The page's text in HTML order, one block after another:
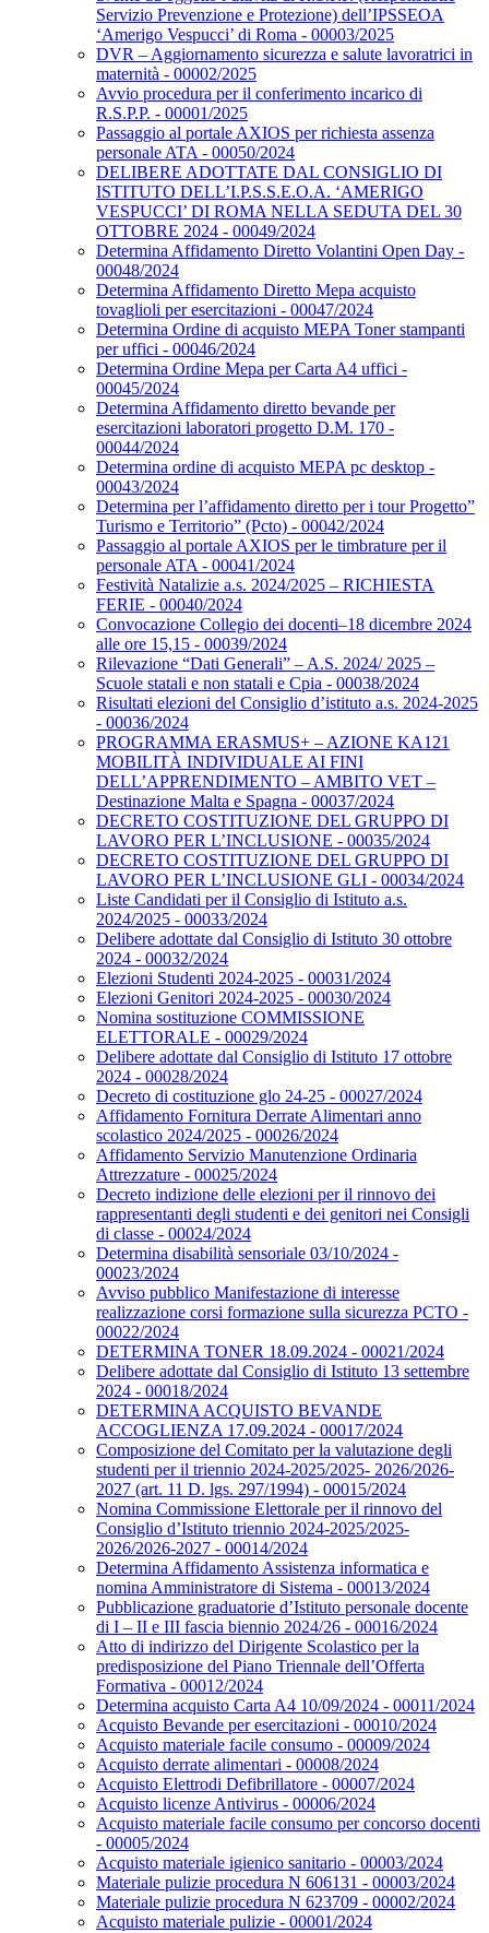
Servizio Prevenzione e Protezione) dell’IPSSEOA
‘Amerigo Vespucci’ di Roma - 00003/2025
DVR – Aggiornamento sicurezza e salute lavoratrici in
maternità - 00002/2025
Avvio procedura per il conferimento incarico di
R.S.P.P. - 00001/2025
Passaggio al portale AXIOS per richiesta assenza
personale ATA - 00050/2024
DELIBERE ADOTTATE DAL CONSIGLIO DI
ISTITUTO DELL’I.P.S.S.E.O.A. ‘AMERIGO
VESPUCCI’ DI ROMA NELLA SEDUTA DEL 30
OTTOBRE 2024 - 00049/2024
Determina Affidamento Diretto Volantini Open Day -
00048/2024
Determina Affidamento Diretto Mepa acquisto
tovaglioli per esercitazioni - 00047/2024
Determina Ordine di acquisto MEPA Toner stampanti
per uffici - 00046/2024
Determina Ordine Mepa per Carta A4 uffici -
00045/2024
Determina Affidamento diretto bevande per
esercitazioni laboratori progetto D.M. 170 -
00044/2024
Determina ordine di acquisto MEPA pc desktop -
00043/2024
Determina per l’affidamento diretto per i tour Progetto”
Turismo e Territorio” (Pcto) - 00042/2024
Passaggio al portale AXIOS per le timbrature per il
personale ATA - 00041/2024
Festività Natalizie a.s. 2024/2025 – RICHIESTA
FERIE - 00040/2024
Convocazione Collegio dei docenti–18 dicembre 2024
alle ore 15,15 - 00039/2024
Rilevazione “Dati Generali” – A.S. 2024/ 2025 –
Scuole statali e non statali e Cpia - 00038/2024
Risultati elezioni del Consiglio d’istituto a.s. 2024-2025
- 00036/2024
PROGRAMMA ERASMUS+ – AZIONE KA121
MOBILITÀ INDIVIDUALE AI FINI
DELL’APPRENDIMENTO – AMBITO VET –
Destinazione Malta e Spagna - 00037/2024
DECRETO COSTITUZIONE DEL GRUPPO DI
LAVORO PER L’INCLUSIONE - 00035/2024
DECRETO COSTITUZIONE DEL GRUPPO DI
LAVORO PER L’INCLUSIONE GLI - 00034/2024
Liste Candidati per il Consiglio di Istituto a.s.
2024/2025 - 00033/2024
Delibere adottate dal Consiglio di Istituto 30 ottobre
2024 - 00032/2024
Elezioni Studenti 2024-2025 - 00031/2024
Elezioni Genitori 2024-2025 - 00030/2024
Nomina sostituzione COMMISSIONE
ELETTORALE - 00029/2024
Delibere adottate dal Consiglio di Istituto 17 ottobre
2024 - 00028/2024
Decreto di costituzione glo 24-25 - 00027/2024
Affidamento Fornitura Derrate Alimentari anno
scolastico 2024/2025 - 00026/2024
Affidamento Servizio Manutenzione Ordinaria
Attrezzature - 00025/2024
Decreto indizione delle elezioni per il rinnovo dei
rappresentanti degli studenti e dei genitori nei Consigli
di classe - 00024/2024
Determina disabilità sensoriale 03/10/2024 -
00023/2024
Avviso pubblico Manifestazione di interesse
realizzazione corsi formazione sulla sicurezza PCTO -
00022/2024
DETERMINA TONER 18.09.2024 - 00021/2024
Delibere adottate dal Consiglio di Istituto 13 settembre
2024 - 00018/2024
DETERMINA ACQUISTO BEVANDE
ACCOGLIENZA 17.09.2024 - 00017/2024
Composizione del Comitato per la valutazione degli
studenti per il triennio 2024-2025/2025- 2026/2026-
2027 (art. 11 D. lgs. 297/1994) - 00015/2024
Nomina Commissione Elettorale per il rinnovo del
Consiglio d’Istituto triennio 2024-2025/2025-
2026/2026-2027 - 00014/2024
Determina Affidamento Assistenza informatica e
nomina Amministratore di Sistema - 00013/2024
Pubblicazione graduatorie d’Istituto personale docente
di I – II e III fascia biennio 2024/26 - 00016/2024
Atto di indirizzo del Dirigente Scolastico per la
predisposizione del Piano Triennale dell’Offerta
Formativa - 00012/2024
Determina acquisto Carta A4 10/09/2024 - 00011/2024
Acquisto Bevande per esercitazioni - 00010/2024
Acquisto materiale facile consumo - 00009/2024
Acquisto derrate alimentari - 00008/2024
Acquisto Elettrodi Defibrillatore - 00007/2024
Acquisto licenze Antivirus - 00006/2024
Acquisto materiale facile consumo per concorso docenti
- 00005/2024
Acquisto materiale igienico sanitario - 00003/2024
Materiale pulizie procedura N 606131 - 00003/2024
Materiale pulizie procedura N 623709 - 00002/2024
Acquisto materiale pulizie - 00001/2024